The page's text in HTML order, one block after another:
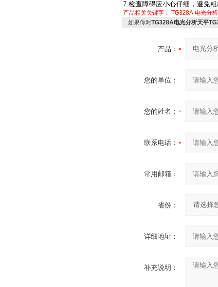
7.检查障碍应小心仔细，避免
产品相关关键字： TG328A 电光分
如果你对TG328A电光分析天平
产品：
您的单位：
您的姓名：
联系电话：
常用邮箱：
省份：
详细地址：
补充说明：